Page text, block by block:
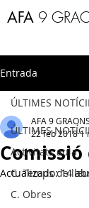
AFA 9
Entrada
ÚLTIMES
Activitats aula
C. Temps de
C. Obres
ÚLTIMES
Comissió
AFA 9 GRAONS
22 feb 20181
Actualizado:14